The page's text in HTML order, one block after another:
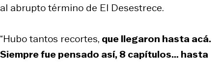
al abrupto término de El Desestrece.
“Hubo tantos recortes, que llegaron hasta acá.
Siempre fue pensado así, 8 capítulos… hasta